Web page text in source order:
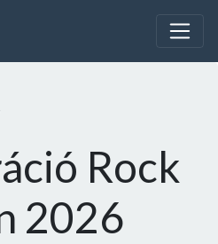
Rock
2026